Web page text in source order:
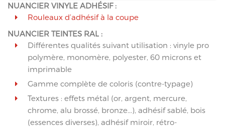
NUANCIER VINYLE ADHÉSIF :
Rouleaux d’adhésif à la coupe
NUANCIER TEINTES RAL :
Différentes qualités suivant utilisation : vinyle pro
polymère, monomère, polyester, 60 microns et
imprimable
Gamme complète de coloris (contre-typage)
Textures : effets métal (or, argent, mercure,
chrome, alu brossé, bronze...), adhésif sablé, bois
(essences diverses), adhésif miroir, rétro-